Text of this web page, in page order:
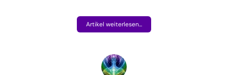
Artikel weiterlesen...